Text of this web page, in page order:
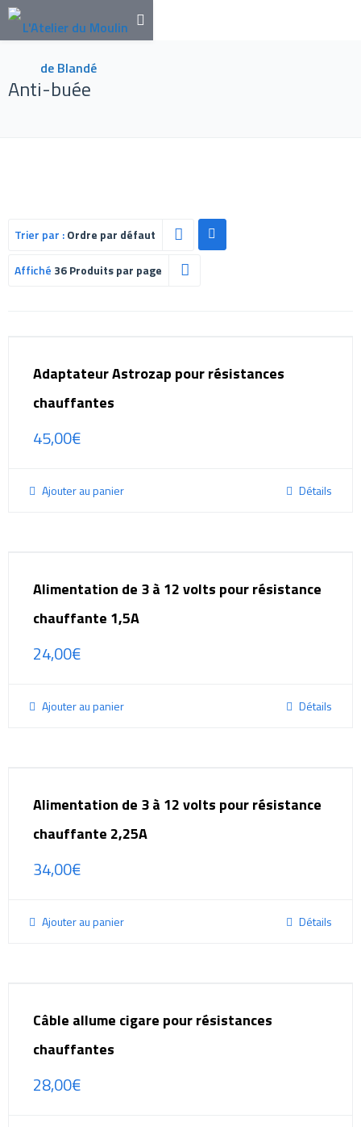
Anti-buée
Trier par :Ordre par défaut
Affiché 36 Produits par page
Adaptateur Astrozap pour résistances
chauffantes
45,00€
Ajouter au panier Détails
Alimentation de 3 à 12 volts pour résistance
chauffante 1,5A
24,00€
Ajouter au panier Détails
Alimentation de 3 à 12 volts pour résistance
chauffante 2,25A
34,00€
Ajouter au panier Détails
Câble allume cigare pour résistances
chauffantes
28,00€